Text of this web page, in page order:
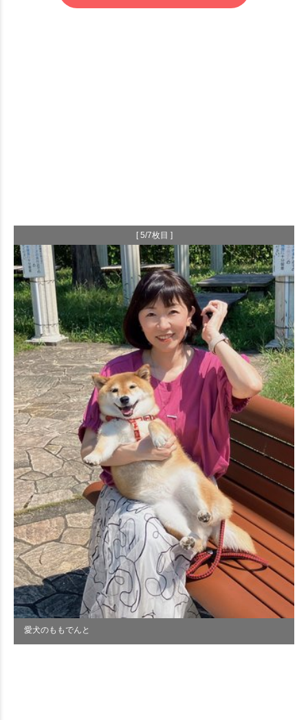
[ 5/7枚目 ]
愛犬のももでんと